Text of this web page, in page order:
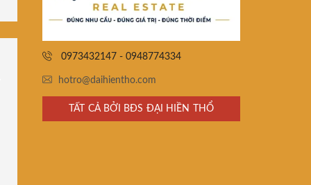
0973432147 - 0948774334
hotro@daihientho.com
TẤT CẢ BỞI BĐS ĐẠI HIỀN THỔ